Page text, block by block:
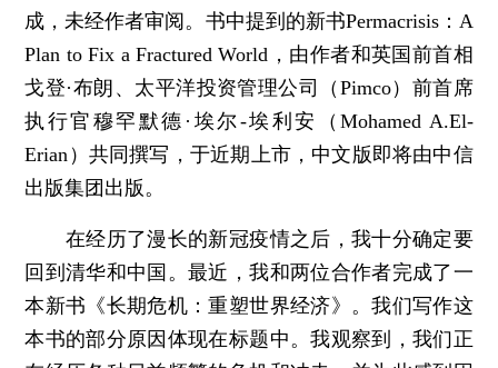
成，未经作者审阅。书中提到的新书Permacrisis：A
Plan to Fix a Fractured World，由作者和英国前首相
戈登·布朗、太平洋投资管理公司（Pimco）前首席
执行官穆罕默德·埃尔-埃利安（Mohamed A.El-
Erian）共同撰写，于近期上市，中文版即将由中信
出版集团出版。
在经历了漫长的新冠疫情之后，我十分确定要
回到清华和中国。最近，我和两位合作者完成了一
本新书《长期危机：重塑世界经济》。我们写作这
本书的部分原因体现在标题中。我观察到，我们正